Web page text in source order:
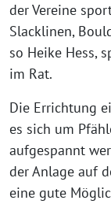
der Vereine
Slacklinen,
so Heike Hess,
im Rat.
Die Errichtung
es sich um
aufgespannt
der Anlage auf
eine gute